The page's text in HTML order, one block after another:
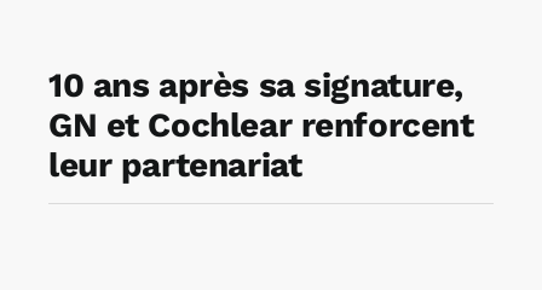
Agenda
10 ans après sa signature,
GN et Cochlear renforcent
leur partenariat